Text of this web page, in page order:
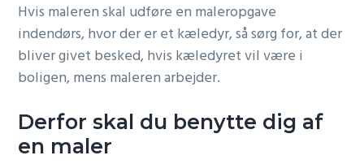
Hvis maleren skal udføre en maleropgave
indendørs, hvor der er et kæledyr, så sørg for, at der
bliver givet besked, hvis kæledyret vil være i
boligen, mens maleren arbejder.
Derfor skal du benytte dig af
en maler